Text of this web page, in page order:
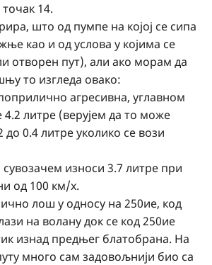
14.
што од пумпе на којој се сипа
као и од услова у којима се
отворен пут), али ако морам да
то изгледа овако:
агресивна, углавном
4.2 литре (верујем да то може
0.4 литре уколико се вози
сувозачем износи 3.7 литре при
од 100 км/х.
лош у односу на 250ие, код
на волану док се код 250ие
изнад предњег блатобрана. На
много сам задовољнији био са